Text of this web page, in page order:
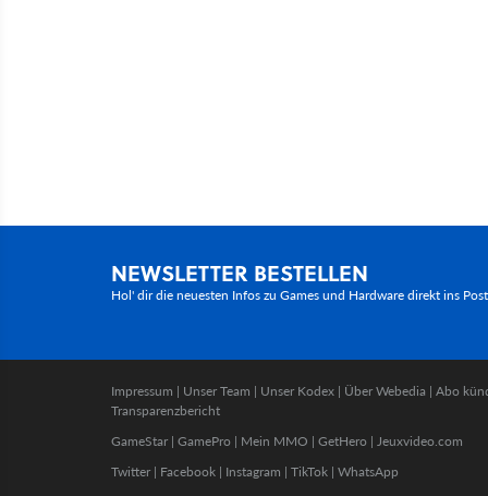
NEWSLETTER BESTELLEN
Hol' dir die neuesten Infos zu Games und Hardware direkt ins
Impressum | Unser Team | Unser Kodex | Über Webedia | Abo
Transparenzbericht
GameStar | GamePro | Mein MMO | GetHero | Jeuxvideo.com
Twitter | Facebook | Instagram | TikTok | WhatsApp